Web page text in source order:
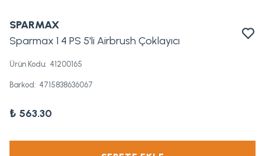
SPARMAX
Sparmax 1 4 PS 5'li Airbrush Çoklayıcı
Ürün Kodu: 41200165
Barkod: 4715838636067
₺ 563.30